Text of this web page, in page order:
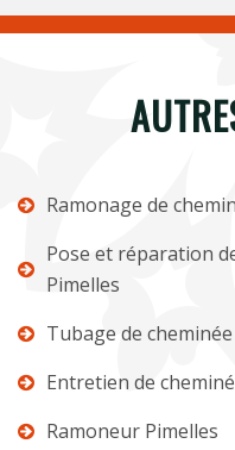
Ramonage de
Pose et réparation
Pimelles
Tubage de
Entretien de
Ramoneur Pimelles